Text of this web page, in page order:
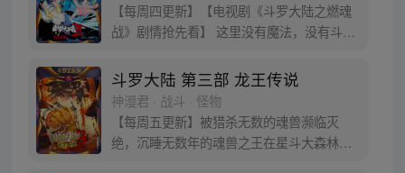
【每周四更新】【电视剧《斗罗大陆之燃魂
战》剧情抢先看】 这里没有魔法，没有斗
后的斗罗大陆上，唐门式微，一代天骄霍雨
浩横空出世，一切的神奇都将一一展现。 唐
门暗器能否重振雄风，唐门能否重现辉煌，
一切尽绝世唐门！
斗罗大陆 第三部 龙王传说
神漫君 · 战斗 · 怪物
【每周五更新】被猎杀无数的魂兽濒临灭
绝，沉睡无数年的魂兽之王在星斗大森林最